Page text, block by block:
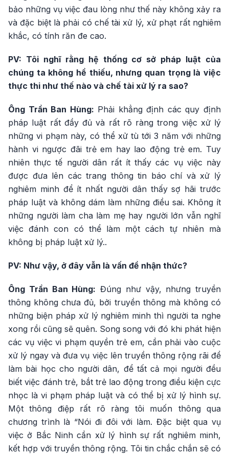
bảo những vụ việc đau lòng như thế này không xảy ra
và đặc biệt là phải có chế tài xử lý, xử phạt rất nghiêm
khắc, có tính răn đe cao.
PV: Tôi nghĩ rằng hệ thống cơ sở pháp luật của
chúng ta không hề thiếu, nhưng quan trọng là việc
thực thi như thế nào và chế tài xử lý ra sao?
Ông Trần Ban Hùng: Phải khẳng định các quy định
pháp luật rất đầy đủ và rất rõ ràng trong việc xử lý
những vi phạm này, có thể xử tù tới 3 năm với những
hành vi ngược đãi trẻ em hay lao động trẻ em. Tuy
nhiên thực tế người dân rất ít thấy các vụ việc này
được đưa lên các trang thông tin báo chí và xử lý
nghiêm minh để ít nhất người dân thấy sợ hãi trước
pháp luật và không dám làm những điều sai. Không ít
những người làm cha làm mẹ hay người lớn vẫn nghĩ
việc đánh con có thể làm một cách tự nhiên mà
không bị pháp luật xử lý..
PV: Như vậy, ở đây vẫn là vấn đề nhận thức?
Ông Trần Ban Hùng: Đúng như vậy, nhưng truyền
thông không chưa đủ, bởi truyền thông mà không có
những biện pháp xử lý nghiêm minh thì người ta nghe
xong rồi cũng sẽ quên. Song song với đó khi phát hiện
các vụ việc vi phạm quyền trẻ em, cần phải vào cuộc
xử lý ngay và đưa vụ việc lên truyền thông rộng rãi để
làm bài học cho người dân, để tất cả mọi người đều
biết việc đánh trẻ, bắt trẻ lao động trong điều kiện cực
nhọc là vi phạm pháp luật và có thể bị xử lý hình sự.
Một thông điệp rất rõ ràng tôi muốn thông qua
chương trình là “Nói đi đôi với làm. Đặc biệt qua vụ
việc ở Bắc Ninh cần xử lý hình sự rất nghiêm minh,
kết hợp với truyền thông rộng. Tôi tin chắc chắn sẽ có